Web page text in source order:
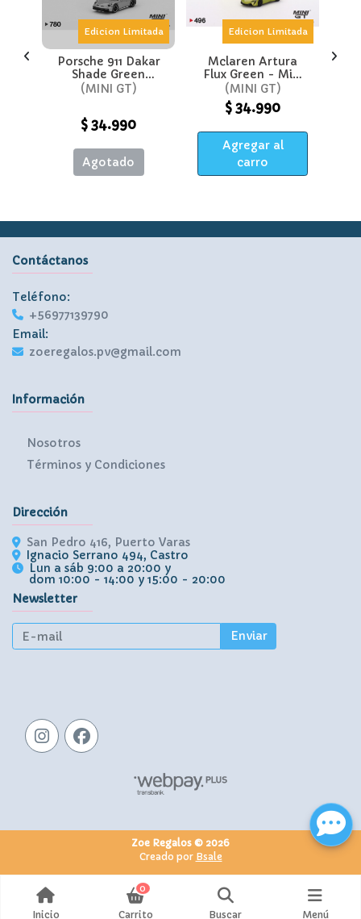
Edicion Limitada
Porsche 911 Dakar
Shade Green
Metallic - Mini Gt
MINI GT
$ 34.990
Agotado
Edicion Limitada
Mclaren Artura
Flux Green - Mini
Gt
MINI GT
$ 34.990
Agregar al
carro
Contáctanos
Teléfono:
+56977139790
Email:
zoeregalos.pv@gmail.com
Información
Nosotros
Términos y Condiciones
Dirección
San Pedro 416, Puerto Varas
Ignacio Serrano 494, Castro
Lun a sáb 9:00 a 20:00 y
dom 10:00 - 14:00 y 15:00 - 20:00
Newsletter
Enviar
Zoe Regalos © 2026
Creado por Bsale
Inicio
0
Carrito Buscar Menú